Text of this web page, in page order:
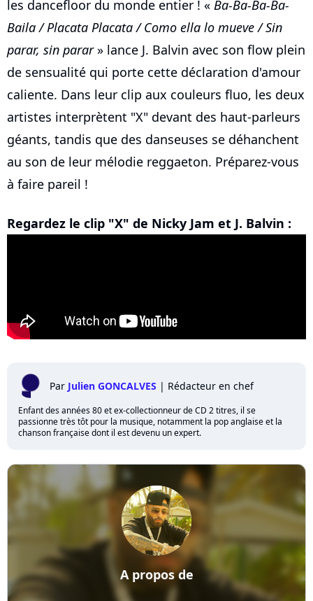
les dancefloor du monde entier ! « Ba-Ba-Ba-Ba-
Baila / Placata Placata / Como ella lo mueve / Sin
parar, sin parar» lance J. Balvin avec son flow plein
de sensualité qui porte cette déclaration d'amour
caliente. Dans leur clip aux couleurs fluo, les deux
artistes interprètent "X" devant des haut-parleurs
géants, tandis que des danseuses se déhanchent
au son de leur mélodie reggaeton. Préparez-vous
à faire pareil !
Regardez le clip "X" de Nicky Jam et J. Balvin :
Par Julien GONCALVES | Rédacteur en chef
Enfant des années 80 et ex-collectionneur de CD 2 titres, il se
passionne très tôt pour la musique, notamment la pop anglaise et la
chanson française dont il est devenu un expert.
A propos de